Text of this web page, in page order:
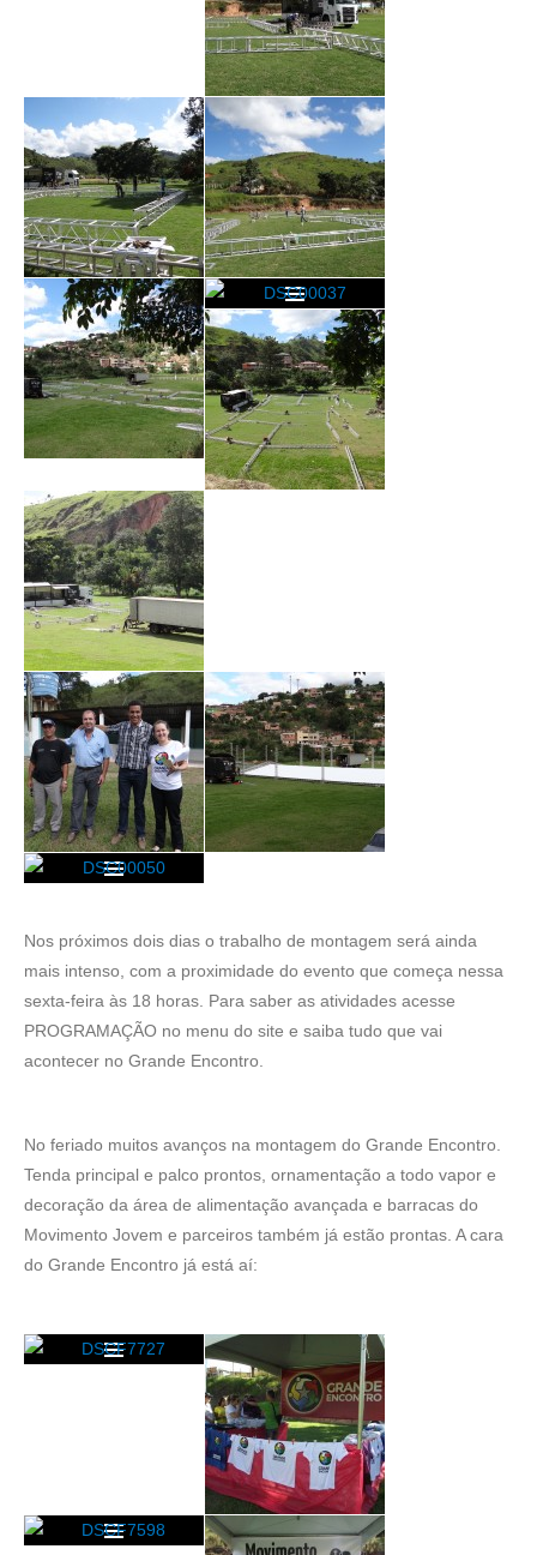
Nos próximos dois dias o trabalho de montagem será ainda
mais intenso, com a proximidade do evento que começa nessa
sexta-feira às 18 horas. Para saber as atividades acesse
PROGRAMAÇÃO no menu do site e saiba tudo que vai
acontecer no Grande Encontro.
No feriado muitos avanços na montagem do Grande Encontro.
Tenda principal e palco prontos, ornamentação a todo vapor e
decoração da área de alimentação avançada e barracas do
Movimento Jovem e parceiros também já estão prontas. A cara
do Grande Encontro já está aí: